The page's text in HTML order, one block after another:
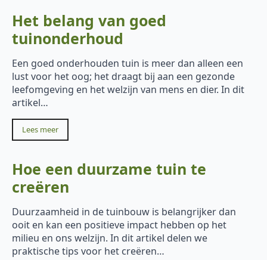
Het belang van goed
tuinonderhoud
Een goed onderhouden tuin is meer dan alleen een
lust voor het oog; het draagt bij aan een gezonde
leefomgeving en het welzijn van mens en dier. In dit
artikel…
Lees meer
Hoe een duurzame tuin te
creëren
Duurzaamheid in de tuinbouw is belangrijker dan
ooit en kan een positieve impact hebben op het
milieu en ons welzijn. In dit artikel delen we
praktische tips voor het creëren…